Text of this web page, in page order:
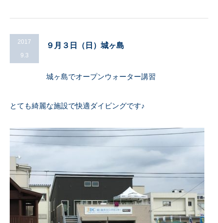
9.3
2017 ９月３日（日）城ヶ島
城ヶ島でオープンウォーター講習
とても綺麗な施設で快適ダイビングです♪